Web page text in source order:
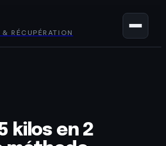
RÉCUPÉRATION
kilos en 2